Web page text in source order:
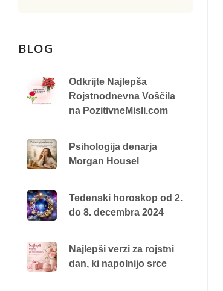
BLOG
Odkrijte Najlepša
Rojstnodnevna Voščila
na PozitivneMisli.com
Psihologija denarja
Morgan Housel
Tedenski horoskop od 2.
do 8. decembra 2024
Najlepši verzi za rojstni
dan, ki napolnijo srce